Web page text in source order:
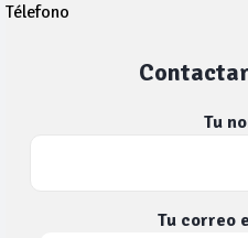
Télefono
Tu
Tu correo